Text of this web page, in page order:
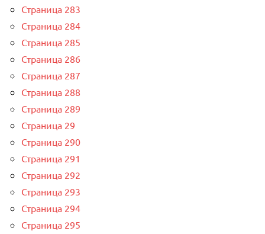
Страница 283
Страница 284
Страница 285
Страница 286
Страница 287
Страница 288
Страница 289
Страница 29
Страница 290
Страница 291
Страница 292
Страница 293
Страница 294
Страница 295